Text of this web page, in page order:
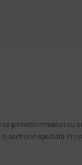
primesti emailuri cu
sectiune speciala in